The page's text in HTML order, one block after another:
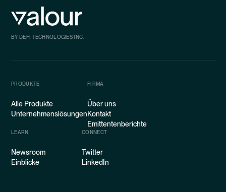
BY DEFI TECHNOLOGIES INC.
PRODUKTE
Alle Produkte
Unternehmenslösungen
FIRMA
Über uns
Kontakt
Emittentenberichte
LEARN
Newsroom
Einblicke
CONNECT
Twitter
LinkedIn